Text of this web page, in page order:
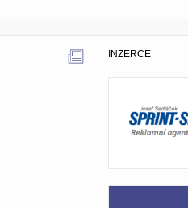
INZERCE